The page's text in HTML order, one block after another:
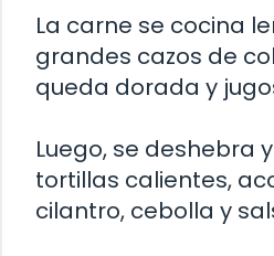
La carne se cocina
grandes cazos de
queda dorada y
Luego, se deshebra
tortillas calientes,
cilantro, cebolla y